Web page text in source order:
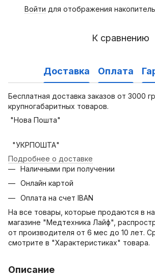
Войти для отображения
К сравнению
Доставка Оплата
Бесплатная доставка заказов от 3000
крупногабаритных товаров.
"Нова Пошта"
"УКРПОШТА"
Подробнее о доставке
Наличными при получении
Онлайн картой
Оплата на счет IBAN
На все товары, которые продаются в
магазине "Медтехника Лайф",
от производителя от 6 мес до 10 лет.
смотрите в "Характеристиках" товара.
Описание